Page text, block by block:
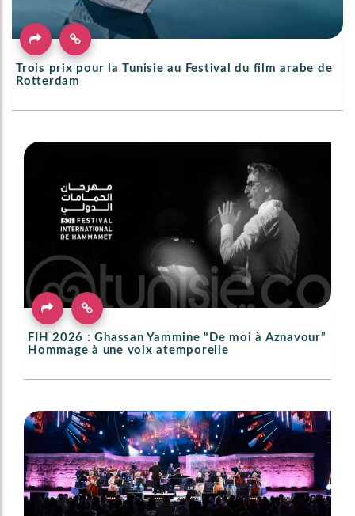
Trois prix pour la Tunisie au Festival du film arabe de
Rotterdam
FIH 2026 : Ghassan Yammine “De moi à Aznavour”
Hommage à une voix atemporelle